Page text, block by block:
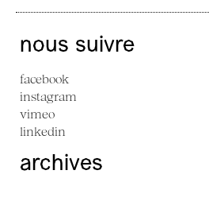
nous suivre
facebook
instagram
vimeo
linkedin
archives